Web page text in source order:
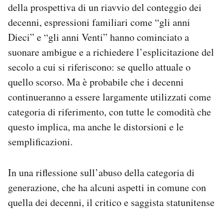
Regala il Post
Hai bisogno di aiuto?
Esci
della prospettiva di un riavvio del conteggio dei
decenni, espressioni familiari come “gli anni
Dieci” e “gli anni Venti” hanno cominciato a
suonare ambigue e a richiedere l’esplicitazione del
secolo a cui si riferiscono: se quello attuale o
quello scorso. Ma è probabile che i decenni
continueranno a essere largamente utilizzati come
categoria di riferimento, con tutte le comodità che
questo implica, ma anche le distorsioni e le
semplificazioni.
In una riflessione sull’abuso della categoria di
generazione, che ha alcuni aspetti in comune con
quella dei decenni, il critico e saggista statunitense